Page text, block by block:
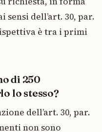
dell’art. 30, par.
ispettiva è tra i primi
di 250
lo stesso?
dell’art. 30, par.
non sono